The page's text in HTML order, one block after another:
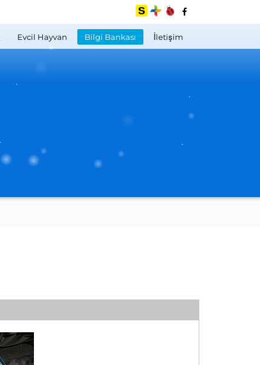
Evcil Hayvan Bilgi Bankası İletişim